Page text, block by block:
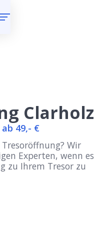
Clarholz
49,- €
Wir
Experten, wenn es
zu Ihrem Tresor zu